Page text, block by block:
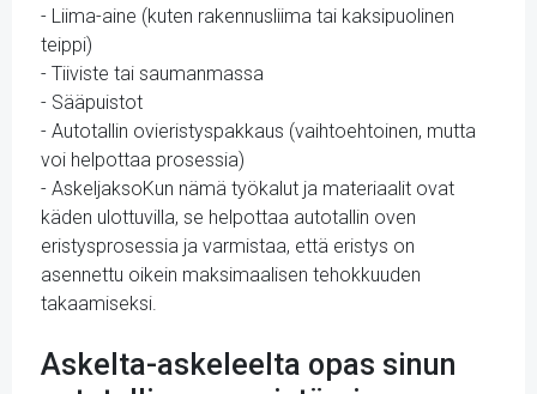
- Liima-aine (kuten rakennusliima tai kaksipuolinen
teippi)
- Tiiviste tai saumanmassa
- Sääpuistot
- Autotallin ovieristyspakkaus (vaihtoehtoinen, mutta
voi helpottaa prosessia)
- AskeljaksoKun nämä työkalut ja materiaalit ovat
käden ulottuvilla, se helpottaa autotallin oven
eristysprosessia ja varmistaa, että eristys on
asennettu oikein maksimaalisen tehokkuuden
takaamiseksi.
Askelta-askeleelta opas sinun